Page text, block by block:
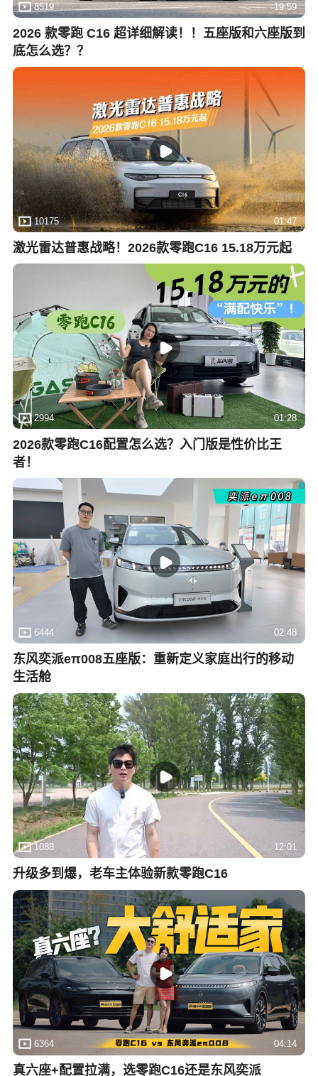
8519 19:59
2026 款零跑 C16 超详细解读！！五座版和六座版到
底怎么选？？
10175 01:47
激光雷达普惠战略！2026款零跑C16 15.18万元起
2994 01:28
2026款零跑C16配置怎么选？入门版是性价比王
者！
6444 02:48
东风奕派eπ008五座版：重新定义家庭出行的移动
生活舱
1088 12:01
升级多到爆，老车主体验新款零跑C16
6364 04:14
真六座+配置拉满，选零跑C16还是东风奕派